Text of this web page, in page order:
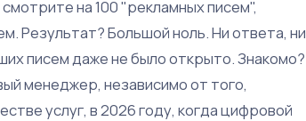
на 100 "рекламных писем",
Результат? Большой ноль. Ни ответа, ни
писем даже не было открыто. Знакомо?
менеджер, независимо от того,
услуг, в 2026 году, когда цифровой